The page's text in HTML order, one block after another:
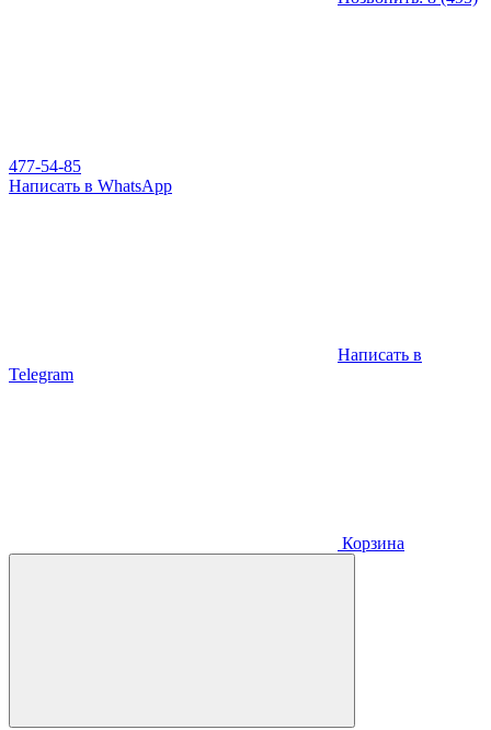
477-54-85
Написать в WhatsApp
Написать в
Telegram
Корзина